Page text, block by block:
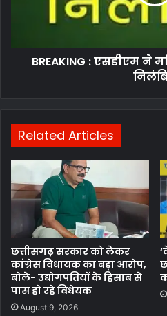
निलंबित
BREAKING : एसडीएम ने
Related Articles
छत्तीसगढ़ सरकार को लेकर
कांग्रेस विधायक का बड़ा आरोप,
बोले- उद्योगपतियों के हिसाब से
पास हो रहे विधेयक
August 9, 2026